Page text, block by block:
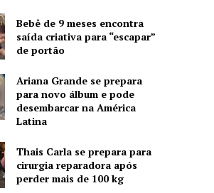
Bebê de 9 meses encontra
saída criativa para “escapar”
de portão
Ariana Grande se prepara
para novo álbum e pode
desembarcar na América
Latina
Thais Carla se prepara para
cirurgia reparadora após
perder mais de 100 kg